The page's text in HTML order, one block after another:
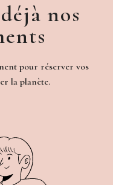
nos
pour réserver vos
la planète.